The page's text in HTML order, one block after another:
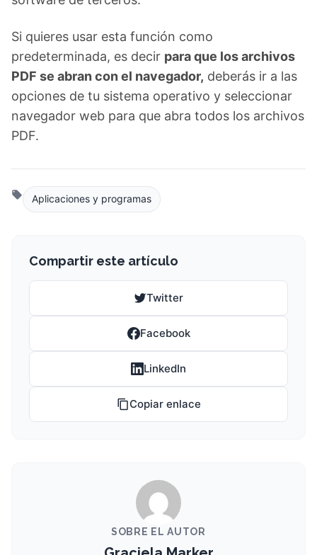
Si quieres usar esta función como
predeterminada, es decir para que los archivos
PDF se abran con el navegador, deberás ir a las
opciones de tu sistema operativo y seleccionar
navegador web para que abra todos los archivos
PDF.
Aplicaciones y programas
Compartir este artículo
Twitter
Facebook
LinkedIn
Copiar enlace
SOBRE EL AUTOR